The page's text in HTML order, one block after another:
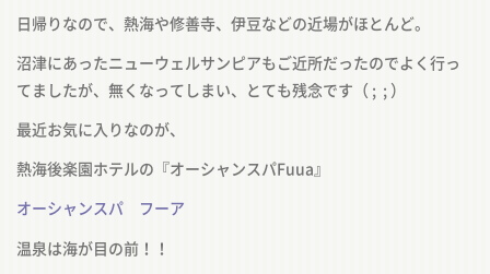
日帰りなので、熱海や修善寺、伊豆などの近場がほとんど。
沼津にあったニューウェルサンピアもご近所だったのでよく行っ
てましたが、無くなってしまい、とても残念です（ ; ; ）
最近お気に入りなのが、
熱海後楽園ホテルの『オーシャンスパFuua』
オーシャンスパ フーア
温泉は海が目の前！！